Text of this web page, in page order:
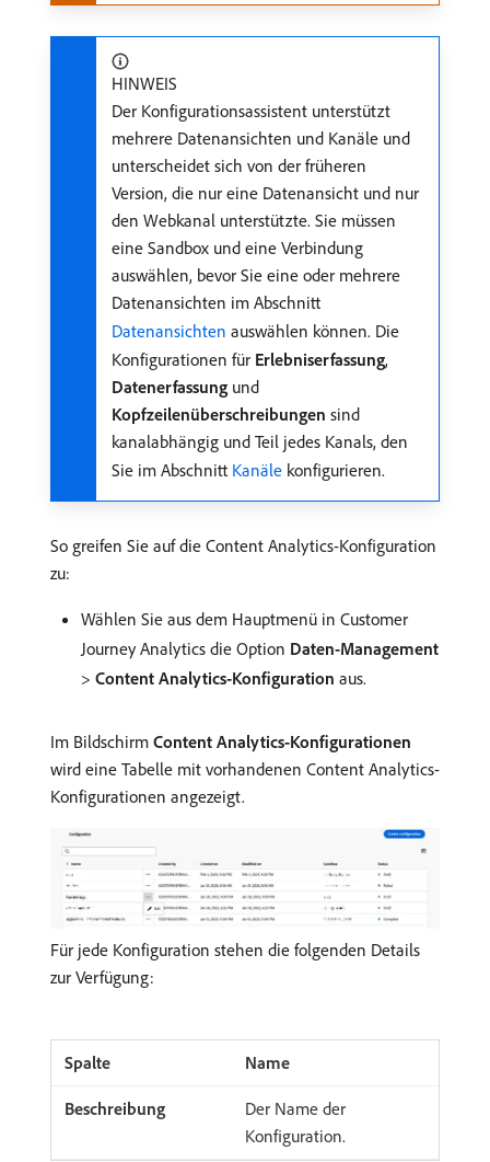
HINWEIS
Der Konfigurationsassistent unterstützt
mehrere Datenansichten und Kanäle und
unterscheidet sich von der früheren
Version, die nur eine Datenansicht und nur
den Webkanal unterstützte. Sie müssen
eine Sandbox und eine Verbindung
auswählen, bevor Sie eine oder mehrere
Datenansichten im Abschnitt
Datenansichten auswählen können. Die
Konfigurationen für Erlebniserfassung,
Datenerfassung und
Kopfzeilenüberschreibungen sind
kanalabhängig und Teil jedes Kanals, den
Sie im Abschnitt Kanäle konfigurieren.
So greifen Sie auf die Content Analytics-Konfiguration
zu:
Wählen Sie aus dem Hauptmenü in Customer
Journey Analytics die Option Daten-Management
> Content Analytics-Konfiguration aus.
Im Bildschirm Content Analytics-Konfigurationen
wird eine Tabelle mit vorhandenen Content Analytics-
Konfigurationen angezeigt.
Für jede Konfiguration stehen die folgenden Details
zur Verfügung:
Name
Der Name der
Konfiguration.